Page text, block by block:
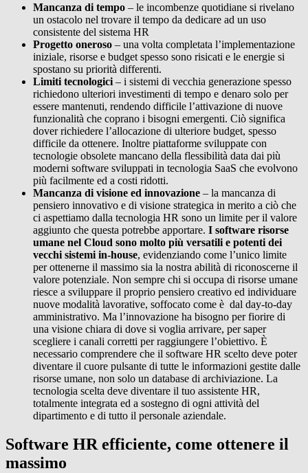
Mancanza di tempo – le incombenze quotidiane si rivelano
un ostacolo nel trovare il tempo da dedicare ad un uso
consistente del sistema HR
Progetto oneroso – una volta completata l’implementazione
iniziale, risorse e budget spesso sono risicati e le energie si
spostano su priorità differenti.
Limiti tecnologici – i sistemi di vecchia generazione spesso
richiedono ulteriori investimenti di tempo e denaro solo per
essere mantenuti, rendendo difficile l’attivazione di nuove
funzionalità che coprano i bisogni emergenti. Ciò significa
dover richiedere l’allocazione di ulteriore budget, spesso
difficile da ottenere. Inoltre piattaforme sviluppate con
tecnologie obsolete mancano della flessibilità data dai più
moderni software sviluppati in tecnologia SaaS che evolvono
più facilmente ed a costi ridotti.
Mancanza di visione ed innovazione – la mancanza di
pensiero innovativo e di visione strategica in merito a ciò che
ci aspettiamo dalla tecnologia HR sono un limite per il valore
aggiunto che questa potrebbe apportare. I software risorse
umane nel Cloud sono molto più versatili e potenti dei
vecchi sistemi in-house, evidenziando come l’unico limite
per ottenerne il massimo sia la nostra abilità di riconoscerne il
valore potenziale. Non sempre chi si occupa di risorse umane
riesce a sviluppare il proprio pensiero creativo ed individuare
nuove modalità lavorative, soffocato come è dal day-to-day
amministrativo. Ma l’innovazione ha bisogno per fiorire di
una visione chiara di dove si voglia arrivare, per saper
scegliere i canali corretti per raggiungere l’obiettivo. È
necessario comprendere che il software HR scelto deve poter
diventare il cuore pulsante di tutte le informazioni gestite dalle
risorse umane, non solo un database di archiviazione. La
tecnologia scelta deve diventare il tuo assistente HR,
totalmente integrata ed a sostegno di ogni attività del
dipartimento e di tutto il personale aziendale.
Software HR efficiente, come ottenere il
massimo